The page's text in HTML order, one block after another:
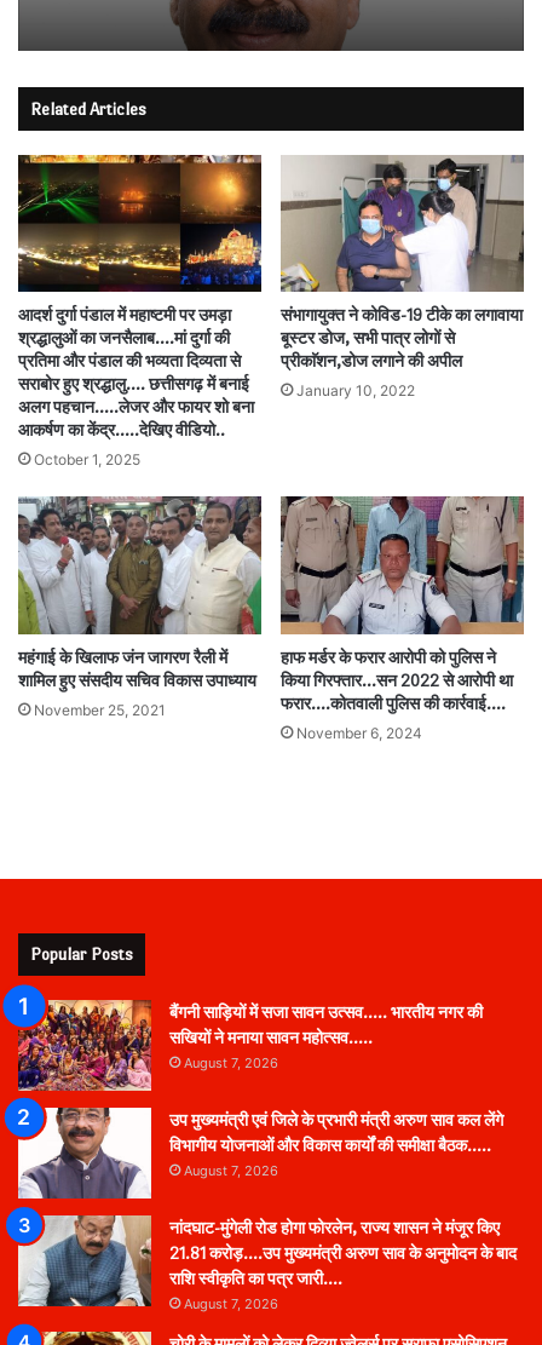
Related Articles
आदर्श दुर्गा पंडाल में महाष्टमी पर उमड़ा
श्रद्धालुओं का जनसैलाब….मां दुर्गा की
प्रतिमा और पंडाल की भव्यता दिव्यता से
सराबोर हुए श्रद्धालु…. छत्तीसगढ़ में बनाई
अलग पहचान…..लेजर और फायर शो बना
आकर्षण का केंद्र…..देखिए वीडियो..
October 1, 2025
संभागायुक्त ने कोविड-19 टीके का लगावाया
बूस्टर डोज, सभी पात्र लोगों से
प्रीकाॅशन,डोज लगाने की अपील
January 10, 2022
महंगाई के खिलाफ जंन जागरण रैली में
शामिल हुए संसदीय सचिव विकास उपाध्याय
November 25, 2021
हाफ मर्डर के फरार आरोपी को पुलिस ने
किया गिरफ्तार…सन 2022 से आरोपी था
फरार….कोतवाली पुलिस की कार्रवाई….
November 6, 2024
Popular Posts
बैंगनी साड़ियों में सजा सावन उत्सव….. भारतीय नगर की
सखियों ने मनाया सावन महोत्सव…..
August 7, 2026
उप मुख्यमंत्री एवं जिले के प्रभारी मंत्री अरुण साव कल लेंगे
विभागीय योजनाओं और विकास कार्यों की समीक्षा बैठक…..
August 7, 2026
नांदघाट-मुंगेली रोड होगा फोरलेन, राज्य शासन ने मंजूर किए
21.81 करोड़….उप मुख्यमंत्री अरुण साव के अनुमोदन के बाद
राशि स्वीकृति का पत्र जारी….
August 7, 2026